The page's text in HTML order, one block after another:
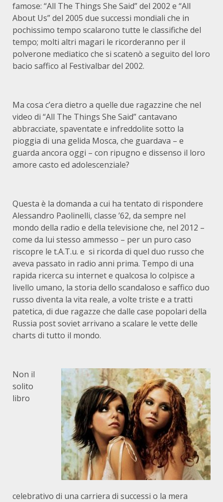
famose: “All The Things She Said” del 2002 e “All
About Us” del 2005 due successi mondiali che in
pochissimo tempo scalarono tutte le classifiche del
tempo; molti altri magari le ricorderanno per il
polverone mediatico che si scatenò a seguito del loro
bacio saffico al Festivalbar del 2002.
Ma cosa c’era dietro a quelle due ragazzine che nel
video di “All The Things She Said” cantavano
abbracciate, spaventate e infreddolite sotto la
pioggia di una gelida Mosca, che guardava – e
guarda ancora oggi – con ripugno e dissenso il loro
amore casto ed adolescenziale?
Questa è la domanda a cui ha tentato di rispondere
Alessandro Paolinelli, classe ’62, da sempre nel
mondo della radio e della televisione che, nel 2012 –
come da lui stesso ammesso – per un puro caso
riscopre le t.A.T.u. e si ricorda di quel duo russo che
aveva passato in radio anni prima. Tempo di una
rapida ricerca su internet e qualcosa lo colpisce a
livello umano, la storia dello scandaloso e saffico duo
russo diventa la vita reale, a volte triste e a tratti
patetica, di due ragazze che dalle case popolari della
Russia post soviet arrivano a scalare le vette delle
charts di tutto il mondo.
Non il
solito
libro
celebrativo di una carriera di successi o la mera